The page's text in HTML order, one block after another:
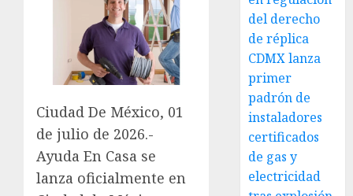
Ciudad De México, 01
de julio de 2026.-
Ayuda En Casa se
lanza oficialmente en
del derecho
de réplica
CDMX lanza
primer
padrón de
instaladores
certificados
de gas y
electricidad